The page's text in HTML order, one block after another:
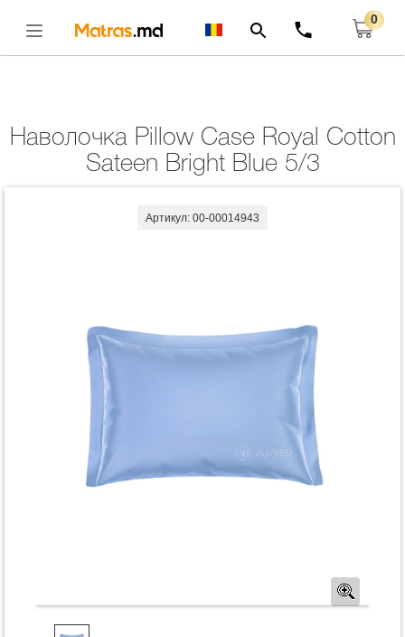
0
Наволочка Pillow Case Royal Cotton Sateen Bright Blue
5/3
Наволочка Pillow Case Royal Cotton
Sateen Bright Blue 5/3
Артикул: 00-00014943